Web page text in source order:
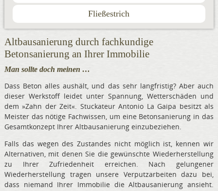
Fließestrich
Altbausanierung durch fachkundige
Betonsanierung an Ihrer Immobilie
Man sollte doch meinen …
Dass Beton alles aushält, und das sehr langfristig? Aber auch
dieser Werkstoff leidet unter Spannung, Wetterschäden und
dem »Zahn der Zeit«. Stuckateur Antonio La Gaipa besitzt als
Meister das nötige Fachwissen, um eine Betonsanierung in das
Gesamtkonzept Ihrer Altbausanierung einzubeziehen.
Falls das wegen des Zustandes nicht möglich ist, kennen wir
Alternativen, mit denen Sie die gewünschte Wiederherstellung
zu Ihrer Zufriedenheit erreichen. Nach gelungener
Wiederherstellung tragen unsere Verputzarbeiten dazu bei,
dass niemand Ihrer Immobilie die Altbausanierung ansieht.